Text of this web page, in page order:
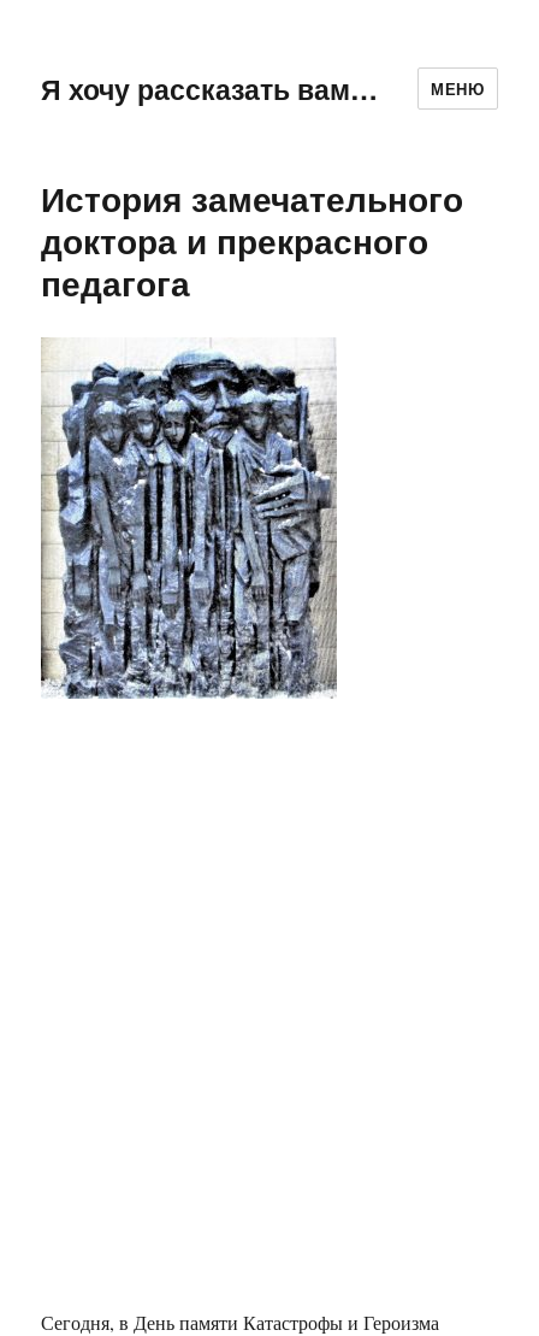
Я хочу рассказать вам… МЕНЮ
История замечательного
доктора и прекрасного
педагога
Сегодня, в День памяти Катастрофы и Героизма